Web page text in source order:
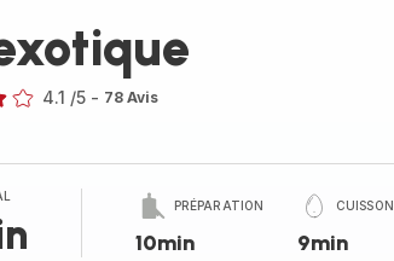
4.1 /5 - 78 Avis
PRÉPARATION
10min
CUISSON
9min